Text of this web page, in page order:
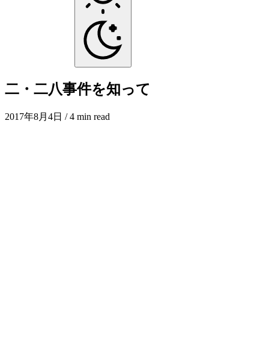
二・二八事件を知って
2017年8月4日 / 4 min read